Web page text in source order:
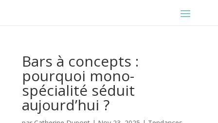
Bars à concepts :
pourquoi mono-
spécialité séduit
aujourd’hui ?